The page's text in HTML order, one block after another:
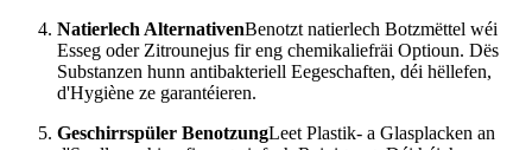
Natierlech AlternativenBenotzt natierlech Botzmëttel wéi
Esseg oder Zitrounejus fir eng chemikaliefräi Optioun. Dës
Substanzen hunn antibakteriell Eegeschaften, déi hëllefen,
d'Hygiène ze garantéieren.
Geschirrspüler BenotzungLeet Plastik- a Glasplacken an